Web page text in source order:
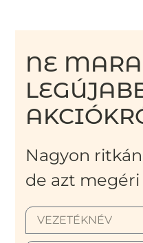
NE
Nagyon
de azt megéri